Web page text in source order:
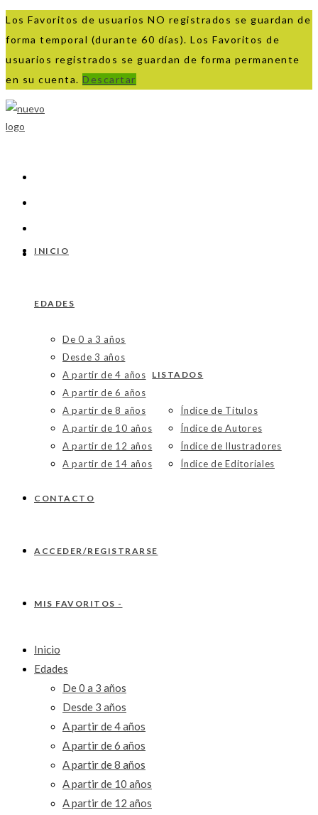
Los Favoritos de usuarios NO registrados se guardan de
forma temporal (durante 60 días). Los Favoritos de
usuarios registrados se guardan de forma permanente
en su cuenta. Descartar
Ir
al
INICIO
EDADES
De 0 a 3 años
Desde 3 años
A partir de 4 años
A partir de 6 años
A partir de 8 años
A partir de 10 años
A partir de 12 años
A partir de 14 años
LISTADOS
Índice de Títulos
Índice de Autores
Índice de Ilustradores
Índice de Editoriales
CONTACTO
ACCEDER/REGISTRARSE
MIS FAVORITOS -
Inicio
Edades
De 0 a 3 años
Desde 3 años
A partir de 4 años
A partir de 6 años
A partir de 8 años
A partir de 10 años
A partir de 12 años